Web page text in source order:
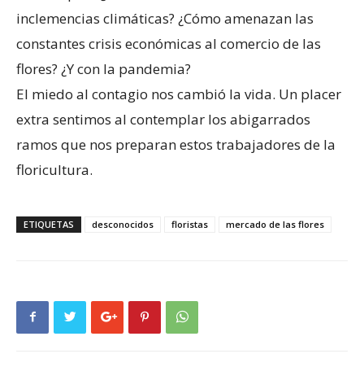
inclemencias climáticas? ¿Cómo amenazan las
constantes crisis económicas al comercio de las
flores? ¿Y con la pandemia?
El miedo al contagio nos cambió la vida. Un placer
extra sentimos al contemplar los abigarrados
ramos que nos preparan estos trabajadores de la
floricultura.
ETIQUETAS desconocidos floristas mercado de las flores